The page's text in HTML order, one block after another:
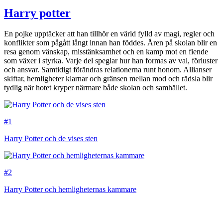
Harry potter
En pojke upptäcker att han tillhör en värld fylld av magi, regler och
konflikter som pågått långt innan han föddes. Åren på skolan blir en
resa genom vänskap, misstänksamhet och en kamp mot en fiende
som växer i styrka. Varje del speglar hur han formas av val, förluster
och ansvar. Samtidigt förändras relationerna runt honom. Allianser
skiftar, hemligheter klarnar och gränsen mellan mod och rädsla blir
tydlig när hotet kryper närmare både skolan och samhället.
#1
Harry Potter och de vises sten
#2
Harry Potter och hemligheternas kammare